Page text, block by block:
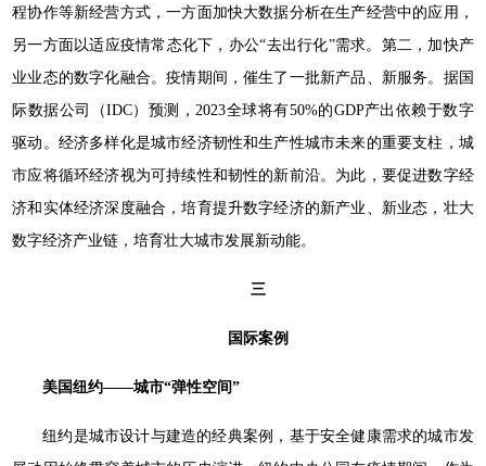
程协作等新经营方式，一方面加快大数据分析在生产经营中的应用，
另一方面以适应疫情常态化下，办公“去出行化”需求。第二，加快产
业业态的数字化融合。疫情期间，催生了一批新产品、新服务。据国
际数据公司（IDC）预测，2023全球将有50%的GDP产出依赖于数字
驱动。经济多样化是城市经济韧性和生产性城市未来的重要支柱，城
市应将循环经济视为可持续性和韧性的新前沿。为此，要促进数字经
济和实体经济深度融合，培育提升数字经济的新产业、新业态，壮大
数字经济产业链，培育壮大城市发展新动能。
三
国际案例
美国纽约——城市“弹性空间”
纽约是城市设计与建造的经典案例，基于安全健康需求的城市发